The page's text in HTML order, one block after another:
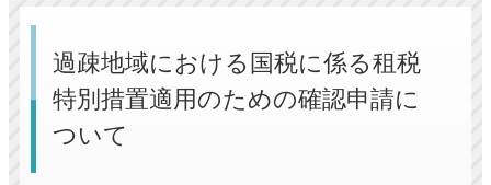
過疎地域における国税に係る租税
特別措置適用のための確認申請に
ついて